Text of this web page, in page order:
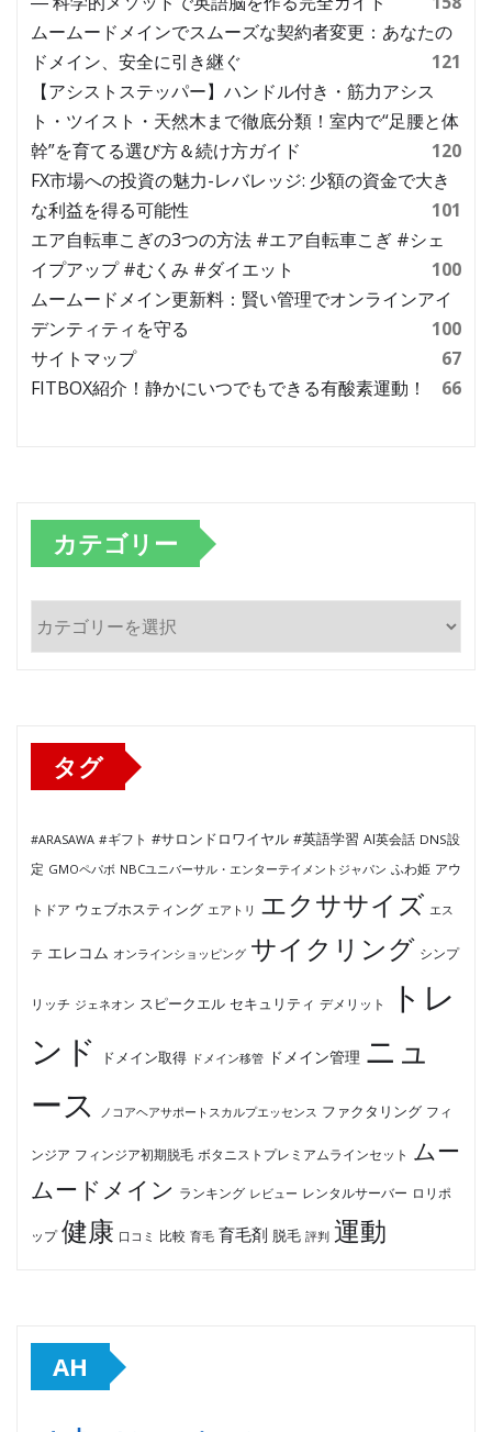
ムームードメインでスムーズな契約者変更：あなたの
ドメイン、安全に引き継ぐ
121
【アシストステッパー】ハンドル付き・筋力アシス
ト・ツイスト・天然木まで徹底分類！室内で“足腰と体
幹”を育てる選び方＆続け方ガイド
120
FX市場への投資の魅力-レバレッジ: 少額の資金で大き
な利益を得る可能性
101
エア自転車こぎの3つの方法 #エア自転車こぎ #シェ
イプアップ #むくみ #ダイエット
100
ムームードメイン更新料：賢い管理でオンラインアイ
デンティティを守る
100
サイトマップ
67
FITBOX紹介！静かにいつでもできる有酸素運動！
66
カテゴリー
テ
タグ
#ARASAWA #ギフト #サロンドロワイヤル #英語学習 AI英会話 DNS設
定 GMOペパボ NBCユニバーサル・エンターテイメントジャパン ふわ姫 アウ
トドア ウェブホスティング エアトリ エクササイズ エス
テ エレコム オンラインショッピング サイクリング シンプ
リッチ ジェネオン スピークエル セキュリティ デメリット
トレ
ンド
ドメイン取得 ドメイン移管 ドメイン管理 ニュ
ース
ノコアヘアサポートスカルプエッセンス ファクタリング フィ
ンジア フィンジア初期脱毛 ボタニストプレミアムラインセット ムー
ムードメイン ランキング レビュー レンタルサーバー ロリポ
ップ 健康 口コミ 比較 育毛 育毛剤 脱毛 評判 運動
AH